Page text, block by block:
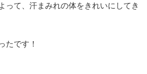
って、汗まみれの体をきれいにしてき
たです！